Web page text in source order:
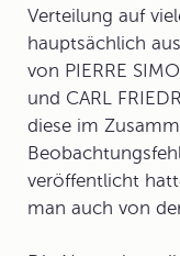
Verteilung auf
hauptsächlich
von PIERRE
und CARL
diese im
veröffentlicht
man auch von